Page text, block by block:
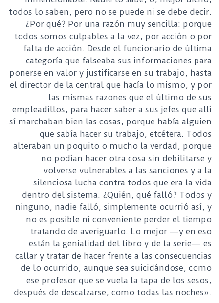
todos lo saben, pero no se puede ni se debe decir.
¿Por qué? Por una razón muy sencilla: porque
todos somos culpables a la vez, por acción o por
falta de acción. Desde el funcionario de última
categoría que falseaba sus informaciones para
ponerse en valor y justificarse en su trabajo, hasta
el director de la central que hacía lo mismo, y por
las mismas razones que el último de sus
empleadillos, para hacer saber a sus jefes que allí
sí marchaban bien las cosas, porque había alguien
que sabía hacer su trabajo, etcétera. Todos
alteraban un poquito o mucho la verdad, porque
no podían hacer otra cosa sin debilitarse y
volverse vulnerables a las sanciones y a la
silenciosa lucha contra todos que era la vida
dentro del sistema. ¿Quién, qué falló? Todos y
ninguno, nadie falló, simplemente ocurrió así, y
no es posible ni conveniente perder el tiempo
tratando de averiguarlo. Lo mejor —y en eso
están la genialidad del libro y de la serie— es
callar y tratar de hacer frente a las consecuencias
de lo ocurrido, aunque sea suicidándose, como
ese profesor que se vuela la tapa de los sesos,
después de descalzarse, como todas las noches».